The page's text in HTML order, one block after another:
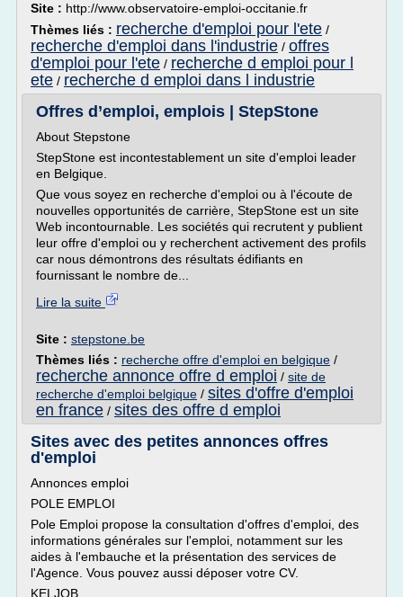
Site : http://www.observatoire-emploi-occitanie.fr
Thèmes liés : recherche d'emploi pour l'ete /
recherche d'emploi dans l'industrie / offres
d'emploi pour l'ete / recherche d emploi pour l
ete / recherche d emploi dans l industrie
Offres d’emploi, emplois | StepStone
About Stepstone
StepStone est incontestablement un site d'emploi leader
en Belgique.
Que vous soyez en recherche d'emploi ou à l'écoute de
nouvelles opportunités de carrière, StepStone est un site
Web incontournable. Les sociétés qui recrutent y publient
leur offre d'emploi ou y recherchent activement des profils
car nous démontrons des résultats édifiants en
fournissant le nombre de...
Lire la suite
Site : stepstone.be
Thèmes liés : recherche offre d'emploi en belgique /
recherche annonce offre d emploi / site de
recherche d'emploi belgique / sites d'offre d'emploi
en france / sites des offre d emploi
Sites avec des petites annonces offres
d'emploi
Annonces emploi
POLE EMPLOI
Pole Emploi propose la consultation d'offres d'emploi, des
informations générales sur l'emploi, notamment sur les
aides à l'embauche et la présentation des services de
l'Agence. Vous pouvez aussi déposer votre CV.
KELJOB